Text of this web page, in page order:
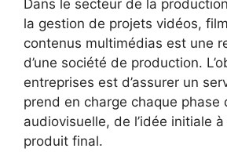
Dans le secteur de la
la gestion de projets vidéos,
contenus multimédias est une
d’une société de production.
entreprises est d’assurer un
prend en charge chaque phase
audiovisuelle, de l’idée initiale
produit final.